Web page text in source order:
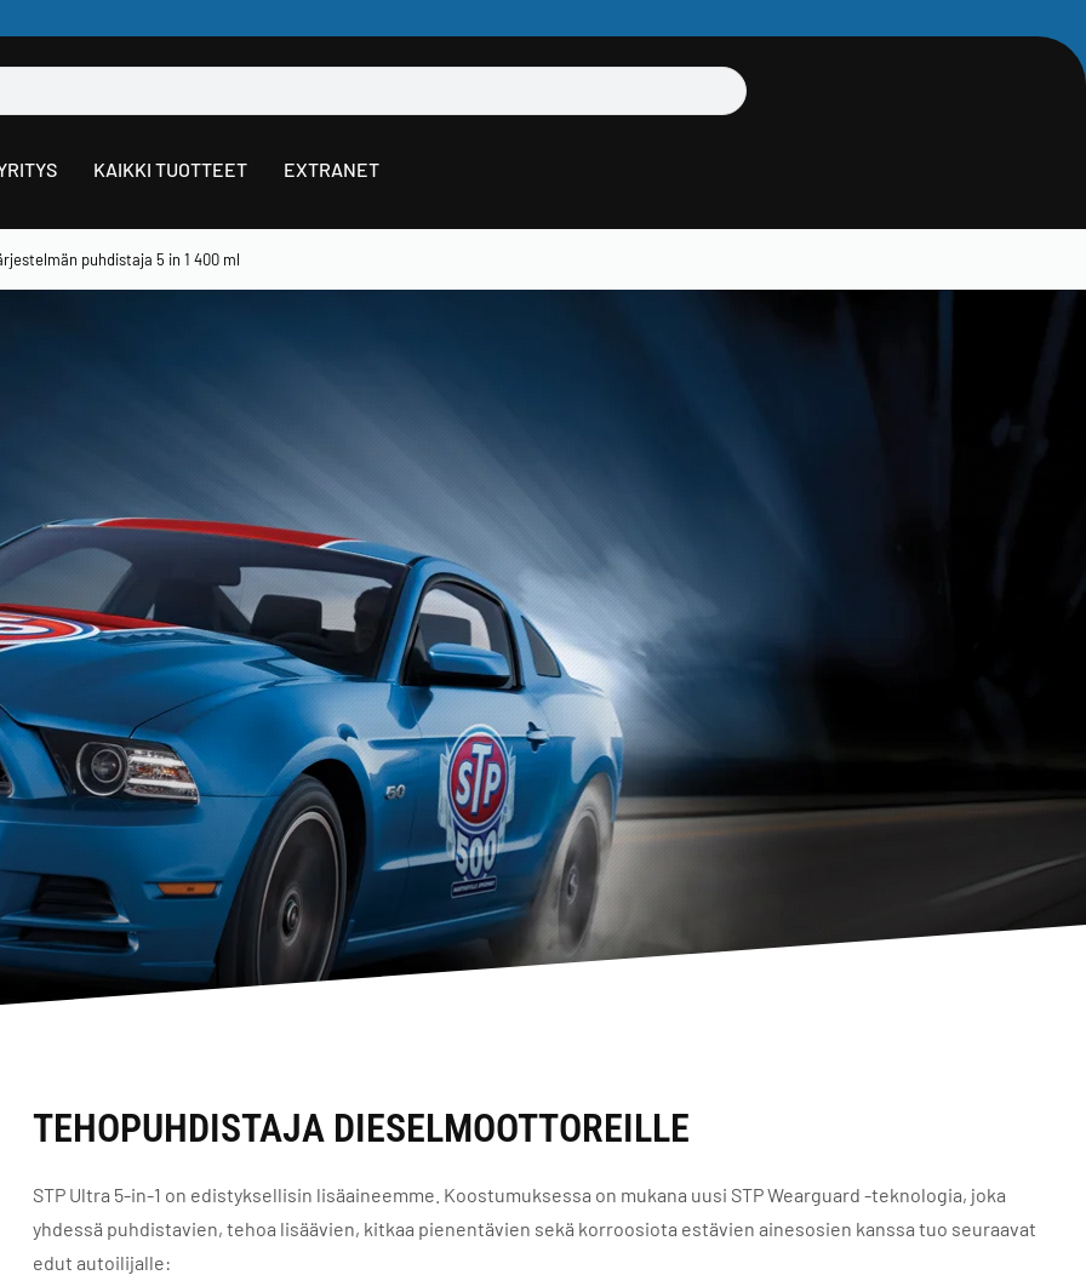
KAIKKI TUOTTEET EXTRANET
puhdistaja 5 in 1 400 ml
TEHOPUHDISTAJA DIESELMOOTTOREILLE
STP Ultra 5-in-1 on edistyksellisin lisäaineemme. Koostumuksessa on mukana uusi STP Wearguard -teknologia, joka
yhdessä puhdistavien, tehoa lisäävien, kitkaa pienentävien sekä korroosiota estävien ainesosien kanssa tuo seuraavat
edut autoilijalle: